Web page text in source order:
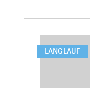
LANGLAUF